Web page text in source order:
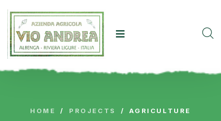
HOME / PROJECTS / AGRICULTURE